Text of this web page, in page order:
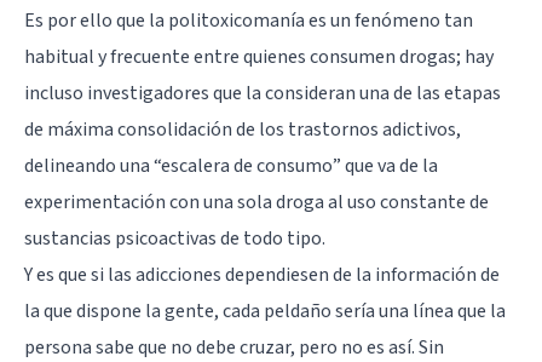
Es por ello que la politoxicomanía es un fenómeno tan
habitual y frecuente entre quienes consumen drogas; hay
incluso investigadores que la consideran una de las etapas
de máxima consolidación de los trastornos adictivos,
delineando una “escalera de consumo” que va de la
experimentación con una sola droga al uso constante de
sustancias psicoactivas de todo tipo.
Y es que si las adicciones dependiesen de la información de
la que dispone la gente, cada peldaño sería una línea que la
persona sabe que no debe cruzar, pero no es así. Sin